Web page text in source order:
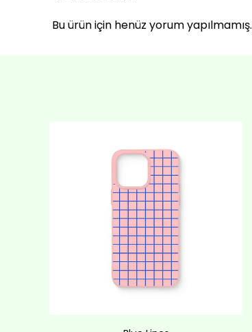
Bu ürün için henüz yorum yapılmamış.